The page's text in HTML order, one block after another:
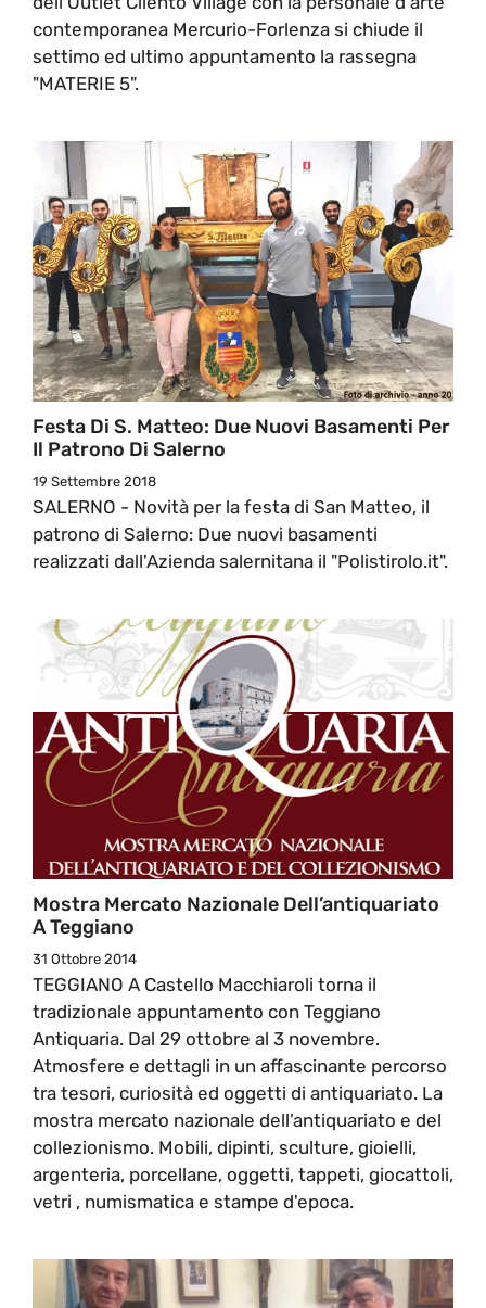
contemporanea Mercurio-Forlenza si chiude il
settimo ed ultimo appuntamento la rassegna
"MATERIE 5".
Festa Di S. Matteo: Due Nuovi Basamenti Per
Il Patrono Di Salerno
19 Settembre 2018
SALERNO - Novità per la festa di San Matteo, il
patrono di Salerno: Due nuovi basamenti
realizzati dall'Azienda salernitana il "Polistirolo.it".
Mostra Mercato Nazionale Dell’antiquariato
A Teggiano
31 Ottobre 2014
TEGGIANO A Castello Macchiaroli torna il
tradizionale appuntamento con Teggiano
Antiquaria. Dal 29 ottobre al 3 novembre.
Atmosfere e dettagli in un affascinante percorso
tra tesori, curiosità ed oggetti di antiquariato. La
mostra mercato nazionale dell’antiquariato e del
collezionismo. Mobili, dipinti, sculture, gioielli,
argenteria, porcellane, oggetti, tappeti, giocattoli,
vetri , numismatica e stampe d'epoca.